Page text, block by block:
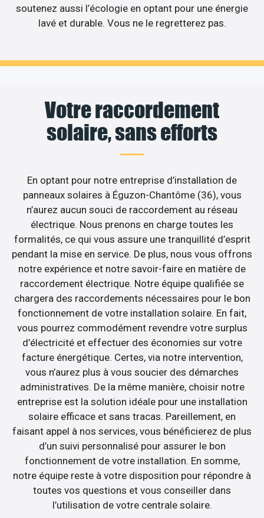
soutenez aussi l’écologie en optant pour une énergie
lavé et durable. Vous ne le regretterez pas.
Votre raccordement
solaire, sans efforts
En optant pour notre entreprise d’installation de
panneaux solaires à Éguzon-Chantôme (36), vous
n’aurez aucun souci de raccordement au réseau
électrique. Nous prenons en charge toutes les
formalités, ce qui vous assure une tranquillité d’esprit
pendant la mise en service. De plus, nous vous offrons
notre expérience et notre savoir-faire en matière de
raccordement électrique. Notre équipe qualifiée se
chargera des raccordements nécessaires pour le bon
fonctionnement de votre installation solaire. En fait,
vous pourrez commodément revendre votre surplus
d’électricité et effectuer des économies sur votre
facture énergétique. Certes, via notre intervention,
vous n’aurez plus à vous soucier des démarches
administratives. De la même manière, choisir notre
entreprise est la solution idéale pour une installation
solaire efficace et sans tracas. Pareillement, en
faisant appel à nos services, vous bénéficierez de plus
d’un suivi personnalisé pour assurer le bon
fonctionnement de votre installation. En somme,
notre équipe reste à votre disposition pour répondre à
toutes vos questions et vous conseiller dans
l’utilisation de votre centrale solaire.